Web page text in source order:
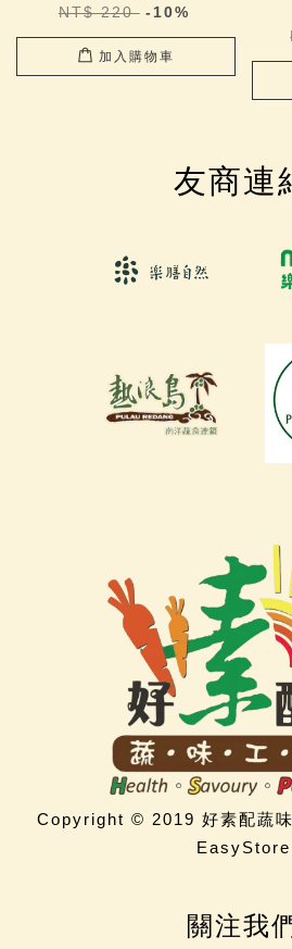
NT$ 220 -10%
加入購物車
友商連
Copyright © 2019 好素配蔬
EasyStore
關注我